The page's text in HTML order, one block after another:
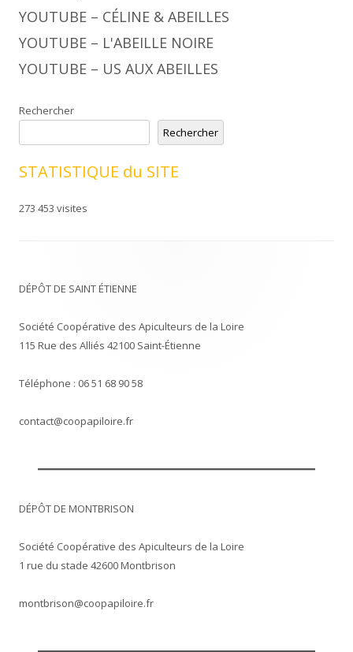
YOUTUBE – CÉLINE & ABEILLES
YOUTUBE – L'ABEILLE NOIRE
YOUTUBE – US AUX ABEILLES
Rechercher
Rechercher
STATISTIQUE du SITE
273 453 visites
DÉPÔT DE SAINT ÉTIENNE
Société Coopérative des Apiculteurs de la Loire
115 Rue des Alliés 42100 Saint-Étienne
Téléphone : 06 51 68 90 58
contact@coopapiloire.fr
DÉPÔT DE MONTBRISON
Société Coopérative des Apiculteurs de la Loire
1 rue du stade 42600 Montbrison
montbrison@coopapiloire.fr